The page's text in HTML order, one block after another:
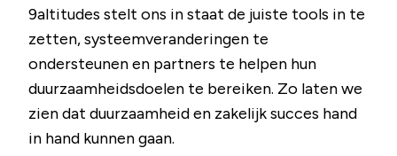
9altitudes stelt ons in staat de juiste tools in te
zetten, systeemveranderingen te
ondersteunen en partners te helpen hun
duurzaamheidsdoelen te bereiken. Zo laten we
zien dat duurzaamheid en zakelijk succes hand
in hand kunnen gaan.